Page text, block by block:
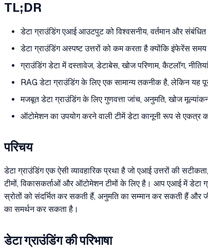
TL;DR
डेटा ग्राउंडिंग एआई आउटपुट को विश्वसनीय, वर्तमान और
डेटा ग्राउंडिंग अस्पष्ट उत्तरों को कम करता है क्योंकि इंफेरेंस समय
ग्राउंडिंग डेटा में दस्तावेज, डेटाबेस, खोज परिणाम, कैटलॉग,
RAG डेटा ग्राउंडिंग के लिए एक सामान्य तकनीक है, लेकिन यह
मजबूत डेटा ग्राउंडिंग के लिए गुणवत्ता जांच, अनुमति, खोज
ऑटोमेशन का उपयोग करने वाली टीमें डेटा कानूनी रूप से एकत्र
परिचय
डेटा ग्राउंडिंग एक ऐसी व्यावहारिक प्रथा है जो एआई उत्तरों की
टीमों, विकासकर्ताओं और ऑटोमेशन टीमों के लिए है। आप एआई में डेटा
स्रोतों को संदर्भित कर सकती हैं, अनुमति का सम्मान कर सकती हैं
का समर्थन कर सकता है।
डेटा ग्राउंडिंग की परिभाषा